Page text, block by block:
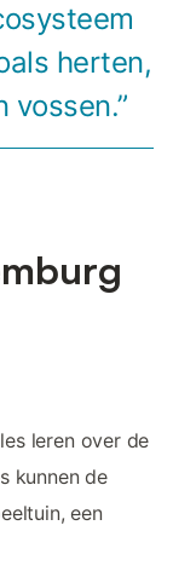
herten,
vossen.”
leren over de
kunnen de
een